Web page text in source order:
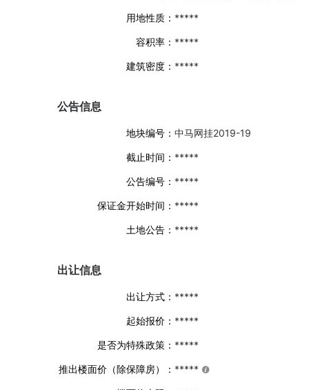
用地性质： *****
容积率： *****
建筑密度： *****
公告信息
地块编号： 中马网挂2019-19
截止时间： *****
公告编号： *****
保证金开始时间： *****
土地公告： *****
出让信息
出让方式： *****
起始报价： *****
是否为特殊政策： *****
推出楼面价（除保障房）： *****